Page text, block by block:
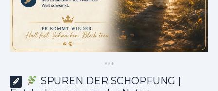
***
SPUREN DER SCHÖPFUNG |